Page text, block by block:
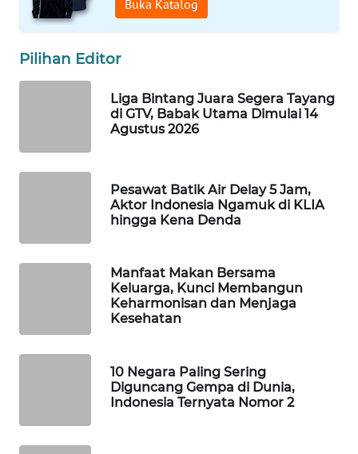
Buka Katalog
Pilihan Editor
Liga Bintang Juara Segera Tayang
di GTV, Babak Utama Dimulai 14
Agustus 2026
Pesawat Batik Air Delay 5 Jam,
Aktor Indonesia Ngamuk di KLIA
hingga Kena Denda
Manfaat Makan Bersama
Keluarga, Kunci Membangun
Keharmonisan dan Menjaga
Kesehatan
10 Negara Paling Sering
Diguncang Gempa di Dunia,
Indonesia Ternyata Nomor 2
INFRASTRUKTUR
WAHANA
KONSUMEN
WAHANA
TV